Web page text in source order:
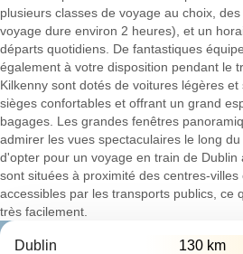
plusieurs classes de voyage au choix,
voyage dure environ 2 heures), et un
départs quotidiens. De fantastiques
également à votre disposition pendant le
Kilkenny sont dotés de voitures légères
sièges confortables et offrant un grand
bagages. Les grandes fenêtres
admirer les vues spectaculaires le long
d'opter pour un voyage en train de Dublin
sont situées à proximité des centres-
accessibles par les transports publics, ce
très facilement.
Dublin 130 km